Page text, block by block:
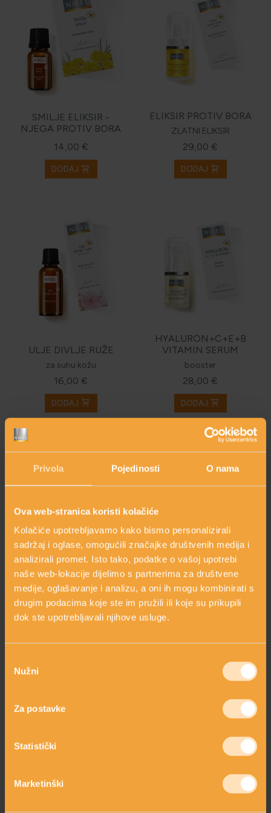
Privola Pojedinosti O nama
Ova web-stranica koristi kolačiće
Kolačiće upotrebljavamo kako bismo personalizirali
sadržaj i oglase, omogućili značajke društvenih medija i
analizirali promet. Isto tako, podatke o vašoj upotrebi
naše web-lokacije dijelimo s partnerima za društvene
medije, oglašavanje i analizu, a oni ih mogu kombinirati s
drugim podacima koje ste im pružili ili koje su prikupili
dok ste upotrebljavali njihove usluge.
pristanka
Nužni
Za postavke
Statistički
Marketinški
SMILJE ELIKSIR -
NJEGA PROTIV BORA
14,00 €
DODAJ shopping_cart
ELIKSIR PROTIV BORA
ZLATNI ELIKSIR
29,00 €
DODAJ shopping_cart
ULJE DIVLJE RUŽE
za suhu kožu
16,00 €
DODAJ shopping_cart
HYALURON+C+E+B
VITAMIN SERUM
booster
28,00 €
DODAJ shopping_cart
VITAMIN E ZA LICE –
100% PRIRODNI
KONCENTRAT
100% prirodni
koncentrat
SET 12HA TRIO
hidratacija & volumen
Serumi i ulja za lice
nanose se prije
kreme. Uljni serumi se nanose prije hijaluronskih jer je serum
serum te kremu kao završni korak potpune njege lica. Bogati
prirodnim ceramidima, obnavljaju prirodni zaštitni sloj kože,
za njegu lica koji se nanose nakon ovih koncentrata.
Hladno
slična sebumu naše kože, za intenzivno obnavljanje epiderme.